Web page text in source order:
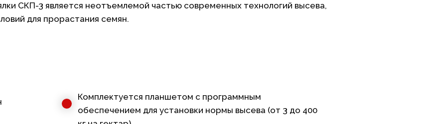
СКП-3 является неотъемлемой частью современных технологий высева,
для прорастания семян.
Комплектуется планшетом с программным
обеспечением для установки нормы высева (от 3 до 400